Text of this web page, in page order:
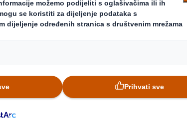
izrade i
poslovanju, društvu i
resursa u proizvodnji
bacili, više nije opcija. No,
možemo usporiti
svijet za sadašnje i